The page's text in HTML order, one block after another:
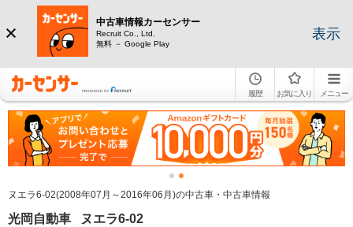
中古車情報カーセンサー
Recruit Co., Ltd.
無料 － Google Play
表示
履歴 お気に入り メニュー
ヌエラ6-02(2008年07月～2016年06月)の中古車・中古車情報
光岡自動車 ヌエラ6-02